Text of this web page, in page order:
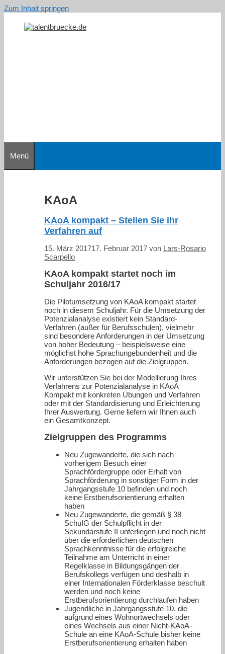
Zum Inhalt springen
Menü
KAoA
KAoA kompakt – Stellen Sie ihr
Verfahren auf
15. März 201717. Februar 2017 von Lars-Rosario
Scarpello
KAoA kompakt startet noch im
Schuljahr 2016/17
Die Pilotumsetzung von KAoA kompakt startet
noch in diesem Schuljahr. Für die Umsetzung der
Potenzialanalyse existiert kein Standard-
Verfahren (außer für Berufsschulen), vielmehr
sind besondere Anforderungen in der Umsetzung
von hoher Bedeutung – beispielsweise eine
möglichst hohe Sprachungebundenheit und die
Anforderungen bezogen auf die Zielgruppen.
Wir unterstützen Sie bei der Modellierung Ihres
Verfahrens zur Potenzialanalyse in KAoA
Kompakt mit konkreten Übungen und Verfahren
oder mit der Standardisierung und Erleichterung
Ihrer Auswertung. Gerne liefern wir Ihnen auch
ein Gesamtkonzept.
Zielgruppen des Programms
Neu Zugewanderte, die sich nach
vorherigem Besuch einer
Sprachfördergruppe oder Erhalt von
Sprachförderung in sonstiger Form in der
Jahrgangsstufe 10 befinden und noch
keine Erstberufsorientierung erhalten
haben
Neu Zugewanderte, die gemäß § 38
SchuIG der Schulpflicht in der
Sekundarstufe II unterliegen und noch nicht
über die erforderlichen deutschen
Sprachkenntnisse für die erfolgreiche
Teilnahme am Unterricht in einer
Regelklasse in Bildungsgängen der
Berufskollegs verfügen und deshalb in
einer Internationalen Förderklasse beschult
werden und noch keine
Erstberufsorientierung durchlaufen haben
Jugendliche in Jahrgangsstufe 10, die
aufgrund eines Wohnortwechsels oder
eines Wechsels aus einer Nicht-KAoA-
Schule an eine KAoA-Schule bisher keine
Erstberufsorientierung erhalten haben